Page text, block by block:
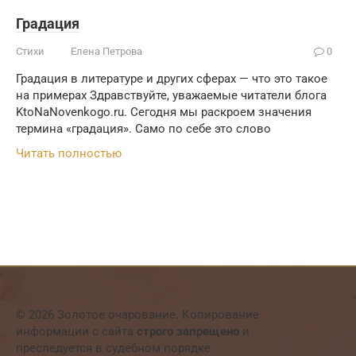
Градация
Стихи Елена Петрова 0
Градация в литературе и других сферах — что это такое
на примерах Здравствуйте, уважаемые читатели блога
KtoNaNovenkogo.ru. Сегодня мы раскроем значения
термина «градация». Само по себе это слово
Читать полностью
© 2026 Золотое очарование. Копирование
информации с сайта строго запрещено и
преследуется в судебном порядке